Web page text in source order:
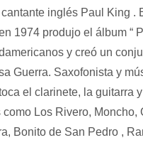
inglés Paul King
1974 produjo el álbum “
y creó un
Guerra. Saxofonista y
el clarinete, la guitarra
Los Rivero,
Bonito de San Pedro ,